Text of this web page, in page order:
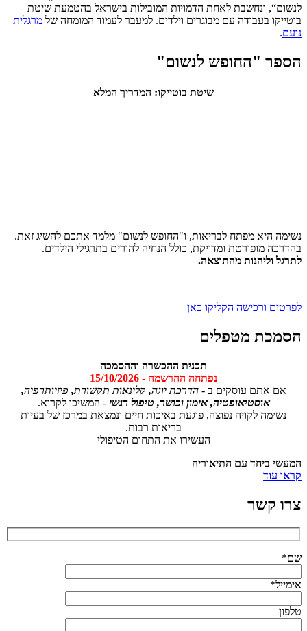
לנשום“, ונחשבת לאחת הדמויות המובילות בישראל בהטמעת שיטת
בוטייקו בעבודה עם מבוגרים וילדים. למעבר לעמוד המומחה של מרגלית
נועם.
הספר "החופש לנשום"
שיטת בוטייקו: המדריך המלא
נשימה היא מפתח לבריאות, ו"החופש לנשום" מלמד אתכם להשיג זאת.
בהדרכה מופורטת ומדויקת, כולל הנחיה להורים בתרגילי הילדים.
לתרגל וליהנות מהתוצאה.
לפרטים ורכישה הקליקו כאן
הסמכת מטפלים
תכנית ההכשרה וההסמכה
נפתחה ההרשמה - 15/10/2026
אם אתם עוסקים ב -הדרכת יוגה, קלינאות תקשורת, פיזיותרפיה,
אוסטיאופטיה, אימון וכושר, טיפול רגשי- המשיכו לקרוא.
נשימה לקויה נפוצה, פוגעת באיכות חיים ונמצאת במרכז של בעיות
בריאות רבות.
העשירו את התחום הטיפולי
המעשי ביחד עם התיאוריה
קראו עוד
צרו קשר
שם*
אימייל*
טלפון